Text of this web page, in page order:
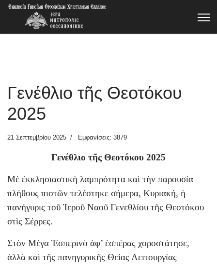
Γενέθλιο τῆς Θεοτόκου
2025
21 Σεπτεμβρίου 2025 Εμφανίσεις: 3879
Γενέθλιο τῆς Θεοτόκου 2025
Μὲ ἐκκλησιαστικὴ λαμπρότητα καὶ τὴν παρουσία
πλήθους πιστῶν τελέστηκε σήμερα, Κυριακή, ἡ
πανήγυρις τοῦ Ἱεροῦ Ναοῦ Γενεθλίου τῆς Θεοτόκου
στὶς Σέρρες.
Στὸν Μέγα Ἑσπερινὸ ἀφ’ ἑσπέρας χοροστάτησε,
ἀλλὰ καὶ τῆς πανηγυρικῆς Θείας Λειτουργίας